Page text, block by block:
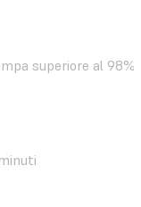
superiore al 98%